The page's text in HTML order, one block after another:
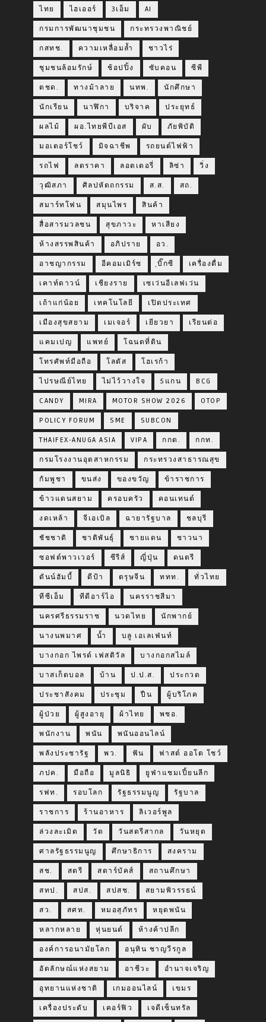
ไทย ไฮเออร์ 3เอ็ม AI
กรมการพัฒนาชุมชน กระทรวงพาณิชย์
กสทช. ความเหลื่อมล้ำ ชาวไร่
ชุมชนล้อมรักษ์ ช้อปปิ้ง ซับคอน ซีพี
ตชด. ทางม้าลาย นทพ. นักศึกษา
นักเรียน นาฬิกา บริจาค ประยุทธ์
ผลไม้ ผอ.ไทยพีบีเอส ผับ ภัยพิบัติ
มอเตอร์โชว์ มิจฉาชีพ รถยนต์ไฟฟ้า
รถไฟ ลดราคา ลอตเตอรี่ ลิซ่า วิ่ง
วุฒิสภา ศิลปหัตถกรรม ส.ส. สถ.
สมาร์ทโฟน สมุนไพร สินค้า
สื่อสารมวลชน สุขภาวะ หาเสียง
ห้างสรรพสินค้า อภิปราย อว.
อาชญากรรม อีคอมเมิร์ซ ฺบิ๊กซี เครื่องดื่ม
เคาท์ดาวน์ เชียงราย เซเว่นอีเลฟเว่น
เถ้าแก่น้อย เทคโนโลยี เปิดประเทศ
เมืองสุขสยาม เมเจอร์ เยียวยา เรียนต่อ
แคมเปญ แพทย์ โฉนดที่ดิน
โทรศัพท์มือถือ โลตัส โฮเรก้า
ไปรษณีย์ไทย ไม่ไว้วางใจ 5แกน BCG
CANDY MIRA MOTOR SHOW 2026 OTOP
POLICY FORUM SME SUBCON
THAIFEX-ANUGA ASIA VIPA กกต. กกท.
กรมโรงงานอุตสาหกรรม กระทรวงสาธารณสุข
กัมพูชา ขนส่ง ของขวัญ ข้าราชการ
ข้าวแดนสยาม ครอบครัว คอนเทนต์
งดเหล้า จีเอเบิล ฉายารัฐบาล ชลบุรี
ชัชชาติ ชาติพันธุ์ ชายแดน ชาวนา
ซอฟต์พาวเวอร์ ซีรีส์ ญี่ปุ่น ดนตรี
ดันน์ฮัมบี้ ดีป้า ตรุษจีน ททท. ทั่วไทย
ทีซีเอ็ม ทีดีอาร์ไอ นครราชสีมา
นครศรีธรรมราช นวดไทย นักพากย์
นางนพมาศ น้ำ บลู เอเลเฟ่นท์
บางกอก ไพรด์ เฟสติวัล บางกอกสไมล์
บาสเก็ตบอล บ้าน ป.ป.ส. ประกวด
ประชาสังคม ประชุม ปืน ผู้บริโภค
ผู้ป่วย ผู้สูงอายุ ผ้าไทย พชอ.
พนักงาน พนัน พนันออนไลน์
พลังประชารัฐ พว. ฟัน ฟาสต์ ออโต โชว์
ภปค. มือถือ มูลนิธิ ยูฟ่าแชมเปี้ยนลีก
รฟท. รอบโลก รัฐธรรมนูญ รัฐบาล
ราชการ ร้านอาหาร ลิเวอร์พูล
ล่วงละเมิด วัด วันสตรีสากล วันหยุด
ศาลรัฐธรรมนูญ ศึกษาธิการ สงคราม
สช. สตรี สตาร์บัคส์ สถานศึกษา
สทป. สปส. สปสช. สยามพิวรรธน์
สว. สศท. หมอสุภัทร หยุดพนัน
หลากหลาย หุ่นยนต์ ห้างค้าปลีก
องค์การอนามัยโลก อนุทิน ชาญวีรกูล
อัตลักษณ์แห่งสยาม อาชีวะ อำนาจเจริญ
อุทยานแห่งชาติ เกมออนไลน์ เขมร
เครื่องประดับ เคอร์ฟิว เจดีเซ็นทรัล